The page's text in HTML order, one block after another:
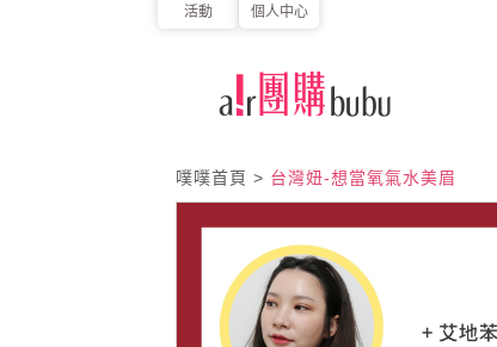
活動 個人中心
噗噗首頁 > 台灣妞-想當氧氣水美眉